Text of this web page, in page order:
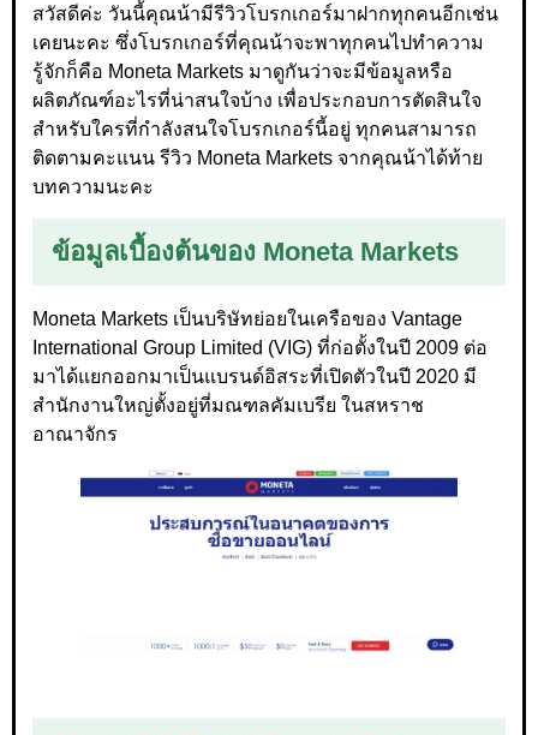
สวัสดีค่ะ วันนี้คุณน้ามีรีวิวโบรกเกอร์มาฝากทุกคนอีกเช่น
เคยนะคะ ซึ่งโบรกเกอร์ที่คุณน้าจะพาทุกคนไปทำความ
รู้จักก็คือ Moneta Markets มาดูกันว่าจะมีข้อมูลหรือ
ผลิตภัณฑ์อะไรที่น่าสนใจบ้าง เพื่อประกอบการตัดสินใจ
สำหรับใครที่กำลังสนใจโบรกเกอร์นี้อยู่ ทุกคนสามารถ
ติดตามคะแนน รีวิว Moneta Markets จากคุณน้าได้ท้าย
บทความนะคะ
ข้อมูลเบื้องต้นของ Moneta Markets
Moneta Markets เป็นบริษัทย่อยในเครือของ Vantage
International Group Limited (VIG) ที่ก่อตั้งในปี 2009 ต่อ
มาได้แยกออกมาเป็นแบรนด์อิสระที่เปิดตัวในปี 2020 มี
สำนักงานใหญ่ตั้งอยู่ที่มณฑลคัมเบรีย ในสหราช
อาณาจักร